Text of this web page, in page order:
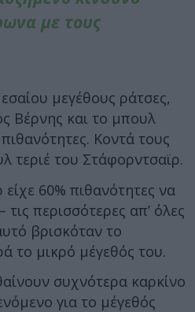
με τους
μεγέθους ράτσες,
Βέρνης και το μπουλ
Κοντά τους
τεριέ του Στάφορντσαϊρ.
είχε 60% πιθανότητες να
περισσότερες απ’ όλες
βρισκόταν το
το μικρό μέγεθός του.
συχνότερα καρκίνο
για το μέγεθός